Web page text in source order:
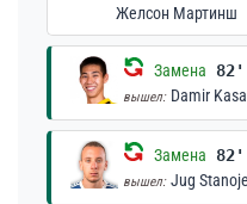
Желсон Мартинш
Замена 82'
вышел: Damir
Замена 82'
вышел: Jug